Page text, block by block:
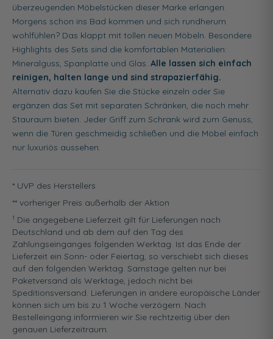
überzeugenden Möbelstücken dieser Marke erlangen.
Morgens schon ins Bad kommen und sich rundherum
wohlfühlen? Das klappt mit tollen neuen Möbeln. Besondere
Highlights des Sets sind die komfortablen Materialien:
Mineralguss, Spanplatte und Glas. Alle lassen sich einfach
reinigen, halten lange und sind strapazierfähig.
Alternativ dazu kaufen Sie die Stücke einzeln oder Sie
ergänzen das Set mit separaten Schränken, die noch mehr
Stauraum bieten. Jeder Griff zum Schrank wird zum Genuss,
wenn die Türen geschmeidig schließen und die Möbel einfach
nur luxuriös aussehen.
* UVP des Herstellers
** vorheriger Preis außerhalb der Aktion
1 Die angegebene Lieferzeit gilt für Lieferungen nach
Deutschland und ab dem auf den Tag des
Zahlungseinganges folgenden Werktag. Ist das Ende der
Lieferzeit ein Sonn- oder Feiertag, so verschiebt sich dieses
auf den folgenden Werktag. Samstage gelten nur bei
Paketversand als Werktage, jedoch nicht bei
Speditionsversand. Lieferungen in andere europäische Länder
können sich um bis zu 1 Woche verzögern. Nach
Bestelleingang informieren wir Sie rechtzeitig über den
genauen Lieferzeitraum.